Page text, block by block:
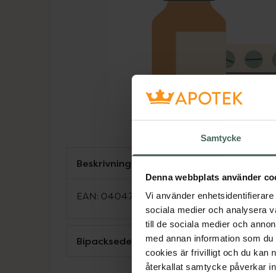
Samtycke
Denna webbplats använder
Vi använder
sociala medier och analysera
till de sociala medier och
med annan information som
cookies är frivilligt och du kan
återkallat samtycke påverkar
Beskrivning
EAN: 04047725120565
Bipacksedel från FASS